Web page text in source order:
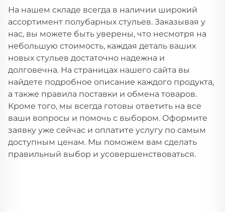
На нашем складе всегда в наличии широкий
ассортимент полубарных стульев. Заказывая у
нас, вы можете быть уверены, что несмотря на
небольшую стоимость, каждая деталь ваших
новых стульев достаточно надежна и
долговечна. На страницах нашего сайта вы
найдете подробное описание каждого продукта,
а также правила поставки и обмена товаров.
Кроме того, мы всегда готовы ответить на все
ваши вопросы и помочь с выбором. Оформите
заявку уже сейчас и оплатите услугу по самым
доступным ценам. Мы поможем вам сделать
правильный выбор и усовершенствоваться.